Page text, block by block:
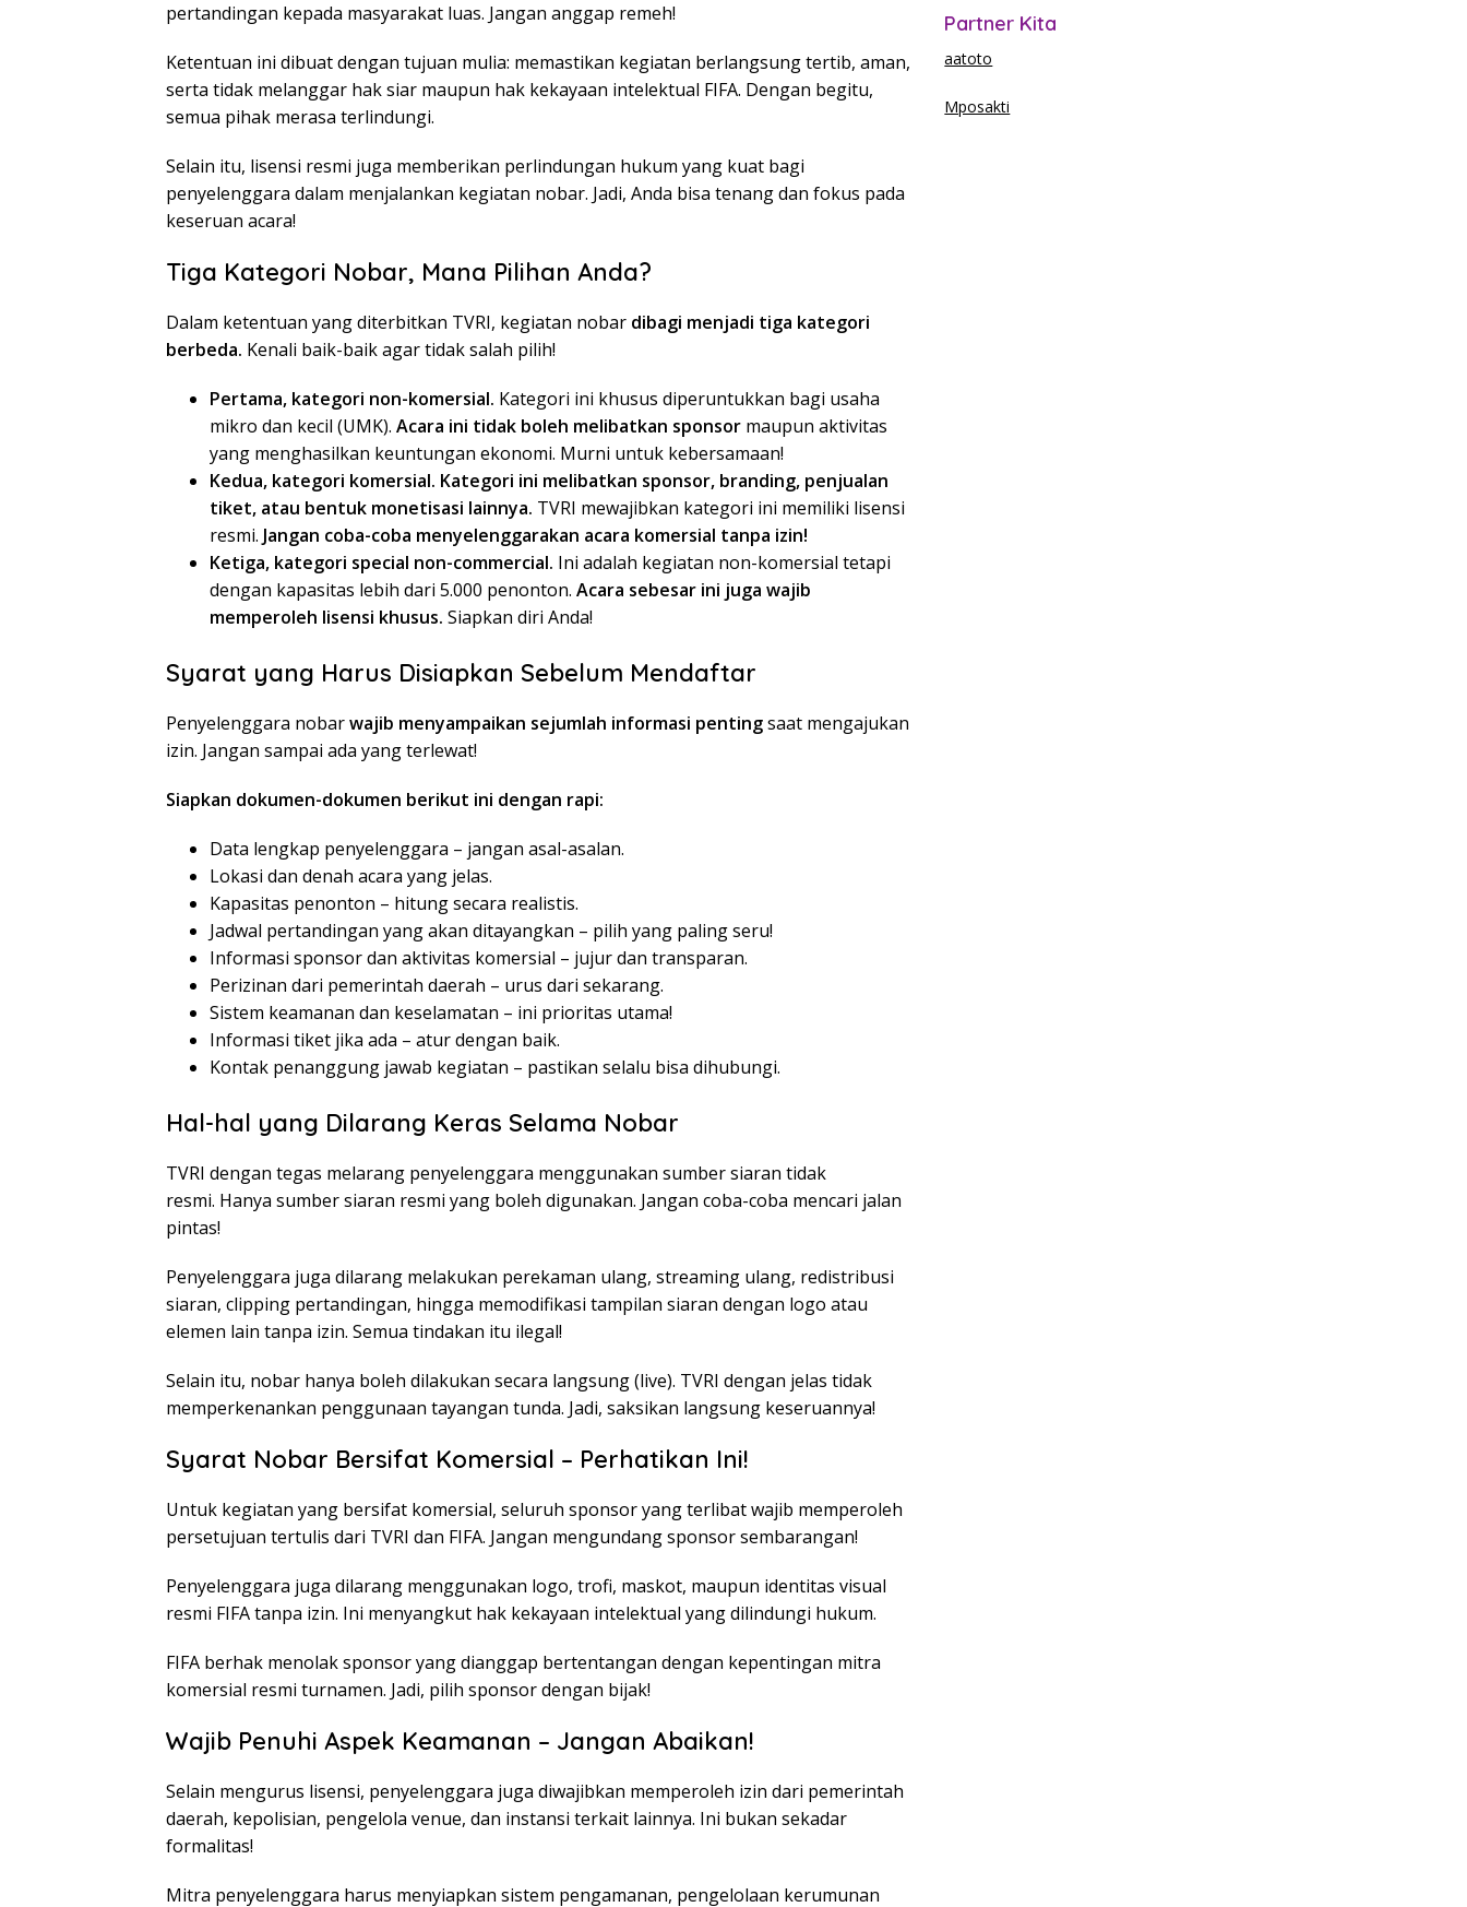
pertandingan kepada masyarakat luas. Jangan anggap remeh!
Ketentuan ini dibuat dengan tujuan mulia: memastikan kegiatan berlangsung tertib, aman,
serta tidak melanggar hak siar maupun hak kekayaan intelektual FIFA. Dengan begitu,
semua pihak merasa terlindungi.
Selain itu, lisensi resmi juga memberikan perlindungan hukum yang kuat bagi
penyelenggara dalam menjalankan kegiatan nobar. Jadi, Anda bisa tenang dan fokus pada
keseruan acara!
Tiga Kategori Nobar, Mana Pilihan Anda?
Dalam ketentuan yang diterbitkan TVRI, kegiatan nobar dibagi menjadi tiga kategori
berbeda. Kenali baik-baik agar tidak salah pilih!
Pertama, kategori non-komersial. Kategori ini khusus diperuntukkan bagi usaha
mikro dan kecil (UMK). Acara ini tidak boleh melibatkan sponsor maupun aktivitas
yang menghasilkan keuntungan ekonomi. Murni untuk kebersamaan!
Kedua, kategori komersial. Kategori ini melibatkan sponsor, branding, penjualan
tiket, atau bentuk monetisasi lainnya. TVRI mewajibkan kategori ini memiliki lisensi
resmi. Jangan coba-coba menyelenggarakan acara komersial tanpa izin!
Ketiga, kategori special non-commercial. Ini adalah kegiatan non-komersial tetapi
dengan kapasitas lebih dari 5.000 penonton. Acara sebesar ini juga wajib
memperoleh lisensi khusus. Siapkan diri Anda!
Syarat yang Harus Disiapkan Sebelum Mendaftar
Penyelenggara nobarwajib menyampaikan sejumlah informasi pentingsaat mengajukan
izin. Jangan sampai ada yang terlewat!
Siapkan dokumen-dokumen berikut ini dengan rapi:
Data lengkap penyelenggara – jangan asal-asalan.
Lokasi dan denah acara yang jelas.
Kapasitas penonton – hitung secara realistis.
Jadwal pertandingan yang akan ditayangkan – pilih yang paling seru!
Informasi sponsor dan aktivitas komersial – jujur dan transparan.
Perizinan dari pemerintah daerah – urus dari sekarang.
Sistem keamanan dan keselamatan – ini prioritas utama!
Informasi tiket jika ada – atur dengan baik.
Kontak penanggung jawab kegiatan – pastikan selalu bisa dihubungi.
Hal-hal yang Dilarang Keras Selama Nobar
TVRI dengan tegas melarang penyelenggara menggunakan sumber siaran tidak
resmi. Hanya sumber siaran resmi yang boleh digunakan. Jangan coba-coba mencari jalan
pintas!
Penyelenggara juga dilarang melakukan perekaman ulang, streaming ulang, redistribusi
siaran, clipping pertandingan, hingga memodifikasi tampilan siaran dengan logo atau
elemen lain tanpa izin. Semua tindakan itu ilegal!
Selain itu, nobar hanya boleh dilakukan secara langsung (live). TVRI dengan jelas tidak
memperkenankan penggunaan tayangan tunda. Jadi, saksikan langsung keseruannya!
Syarat Nobar Bersifat Komersial – Perhatikan Ini!
Untuk kegiatan yang bersifat komersial, seluruh sponsor yang terlibat wajib memperoleh
persetujuan tertulis dari TVRI dan FIFA. Jangan mengundang sponsor sembarangan!
Penyelenggara juga dilarang menggunakan logo, trofi, maskot, maupun identitas visual
resmi FIFA tanpa izin. Ini menyangkut hak kekayaan intelektual yang dilindungi hukum.
FIFA berhak menolak sponsor yang dianggap bertentangan dengan kepentingan mitra
komersial resmi turnamen. Jadi, pilih sponsor dengan bijak!
Wajib Penuhi Aspek Keamanan – Jangan Abaikan!
Selain mengurus lisensi, penyelenggara juga diwajibkan memperoleh izin dari pemerintah
daerah, kepolisian, pengelola venue, dan instansi terkait lainnya. Ini bukan sekadar
formalitas!
Mitra penyelenggara harus menyiapkan sistem pengamanan, pengelolaan kerumunan
Partner Kita
aatoto
Mposakti